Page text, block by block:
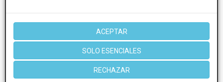
ACEPTAR
SOLO ESENCIALES
RECHAZAR
Más información